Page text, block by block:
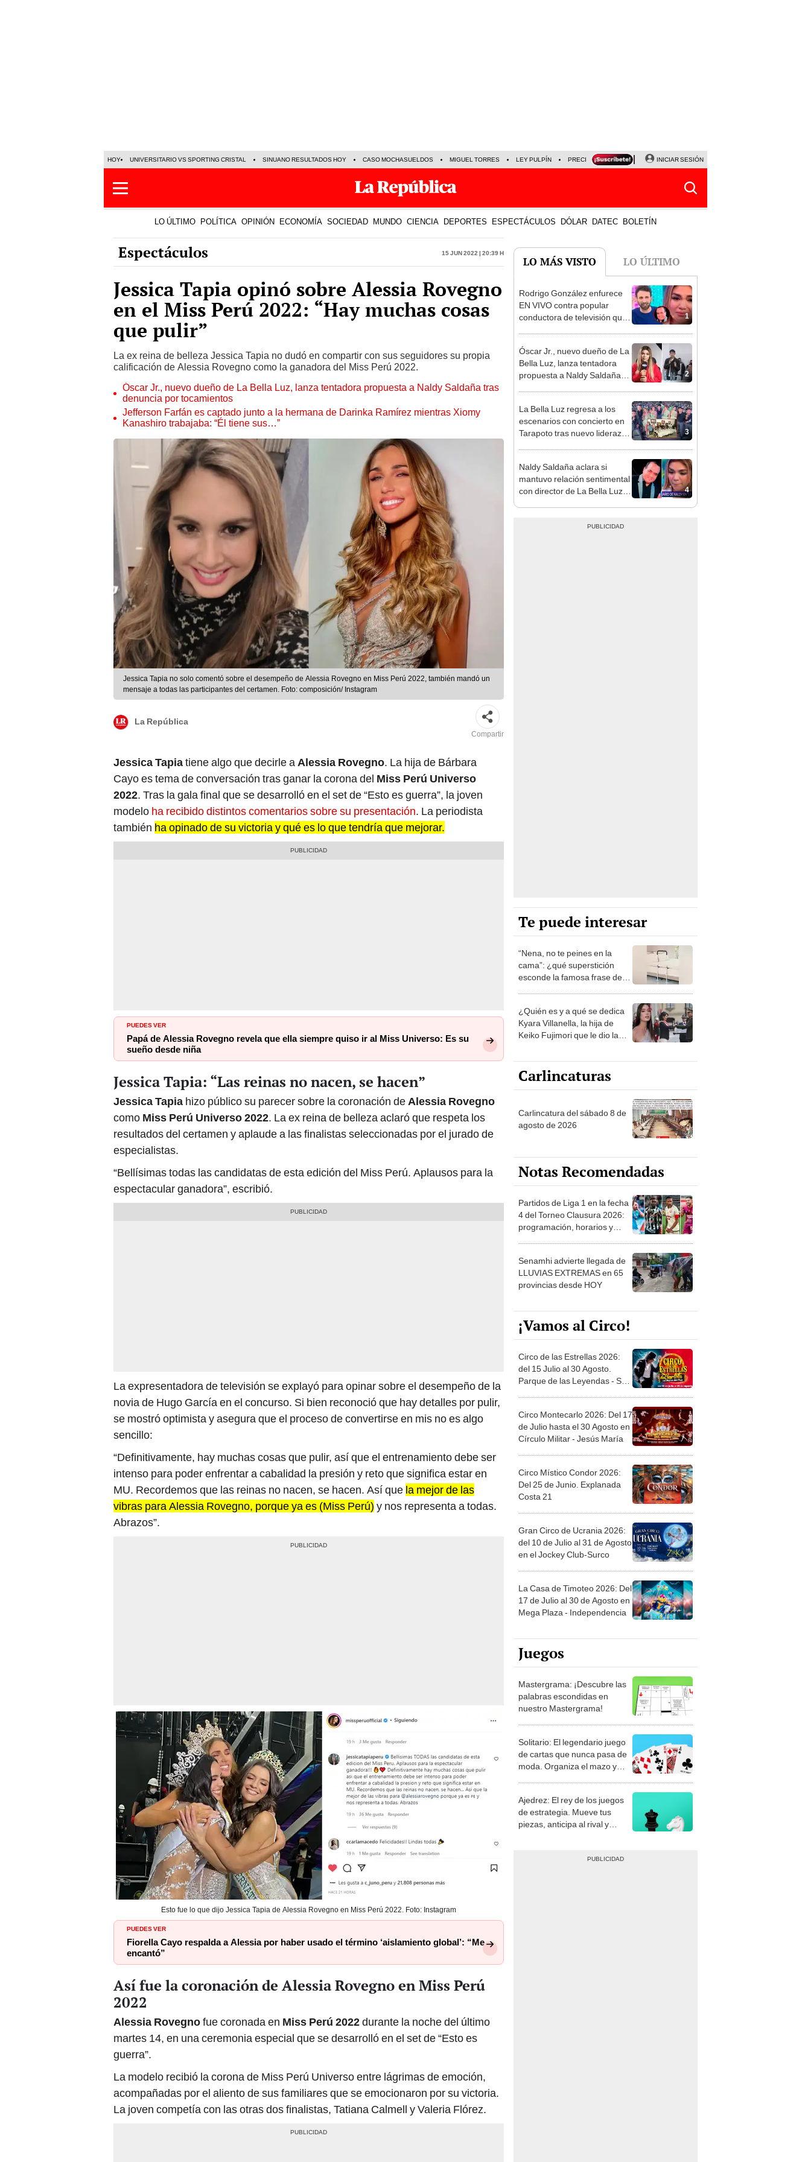
HOY UNIVERSITARIO VS SPORTING CRISTAL SINUANO RESULTADOS HOY CASO MOCHASUELDOS MIGUEL TORRES LEY PULPÍN PRECIO DEL DÓLAR CORTE DE LUZ VIERNES 7 DE AGOSTO
INICIAR SESIÓN
LO ÚLTIMO POLÍTICA OPINIÓN ECONOMÍA SOCIEDAD MUNDO CIENCIA DEPORTES ESPECTÁCULOS DÓLAR DATEC BOLETÍN
Espectáculos 15 Jun 2022 | 20:39 h
Jessica Tapia opinó sobre Alessia Rovegno
en el Miss Perú 2022: “Hay muchas cosas
que pulir”
La ex reina de belleza Jessica Tapia no dudó en compartir con sus seguidores su propia
calificación de Alessia Rovegno como la ganadora del Miss Perú 2022.
Óscar Jr., nuevo dueño de La Bella Luz, lanza tentadora propuesta a Naldy Saldaña tras
denuncia por tocamientos
Jefferson Farfán es captado junto a la hermana de Darinka Ramírez mientras Xiomy
Kanashiro trabajaba: “Él tiene sus…”
Jessica Tapia no solo comentó sobre el desempeño de Alessia Rovegno en Miss Perú 2022, también mandó un
mensaje a todas las participantes del certamen. Foto: composición/ Instagram
La República
Compartir
Jessica Tapiatiene algo que decirle aAlessia Rovegno. La hija de Bárbara
Cayo es tema de conversación tras ganar la corona del Miss Perú Universo
2022. Tras la gala final que se desarrolló en el set de “Esto es guerra”, la joven
modelo ha recibido distintos comentarios sobre su presentación. La periodista
también ha opinado de su victoria y qué es lo que tendría que mejorar.
PUEDES VER
Papá de Alessia Rovegno revela que ella siempre quiso ir al Miss Universo: Es su
sueño desde niña
Jessica Tapia: “Las reinas no nacen, se hacen”
Jessica Tapia hizo público su parecer sobre la coronación deAlessia Rovegno
como Miss Perú Universo 2022. La ex reina de belleza aclaró que respeta los
resultados del certamen y aplaude a las finalistas seleccionadas por el jurado de
especialistas.
“Bellísimas todas las candidatas de esta edición del Miss Perú. Aplausos para la
espectacular ganadora”, escribió.
La expresentadora de televisión se explayó para opinar sobre el desempeño de la
novia de Hugo García en el concurso. Si bien reconoció que hay detalles por pulir,
se mostró optimista y asegura que el proceso de convertirse en mis no es algo
sencillo:
“Definitivamente, hay muchas cosas que pulir, así que el entrenamiento debe ser
intenso para poder enfrentar a cabalidad la presión y reto que significa estar en
MU. Recordemos que las reinas no nacen, se hacen. Así que la mejor de las
vibras para Alessia Rovegno, porque ya es (Miss Perú) y nos representa a todas.
Abrazos”.
Esto fue lo que dijo Jessica Tapia de Alessia Rovegno en Miss Perú 2022. Foto: Instagram
PUEDES VER
Fiorella Cayo respalda a Alessia por haber usado el término ‘aislamiento global’: “Me
encantó”
Así fue la coronación de Alessia Rovegno en Miss Perú
2022
Alessia Rovegnofue coronada en Miss Perú 2022durante la noche del último
martes 14, en una ceremonia especial que se desarrolló en el set de “Esto es
guerra”.
La modelo recibió la corona de Miss Perú Universo entre lágrimas de emoción,
acompañadas por el aliento de sus familiares que se emocionaron por su victoria.
La joven competía con las otras dos finalistas, Tatiana Calmell y Valeria Flórez.
LO MÁS VISTO LO ÚLTIMO
1
Rodrigo González enfurece
EN VIVO contra popular
conductora de televisión que
Sánchez
2
Óscar Jr., nuevo dueño de La
Bella Luz, lanza tentadora
propuesta a Naldy Saldaña
tipo de ley”
3
La Bella Luz regresa a los
escenarios con concierto en
Tarapoto tras nuevo liderazgo
4
Naldy Saldaña aclara si
mantuvo relación sentimental
con director de La Bella Luz
Te puede interesar
“Nena, no te peines en la
cama”: ¿qué superstición
esconde la famosa frase de
¿Quién es y a qué se dedica
Kyara Villanella, la hija de
Keiko Fujimori que le dio la
Carlincaturas
Carlincatura del sábado 8 de
agosto de 2026
Notas Recomendadas
Partidos de Liga 1 en la fecha
4 del Torneo Clausura 2026:
programación, horarios y
Senamhi advierte llegada de
LLUVIAS EXTREMAS en 65
provincias desde HOY
¡Vamos al Circo!
Circo de las Estrellas 2026:
del 15 Julio al 30 Agosto.
Parque de las Leyendas - San
Circo Montecarlo 2026: Del 17
de Julio hasta el 30 Agosto en
Círculo Militar - Jesús María
Circo Místico Condor 2026:
Del 25 de Junio. Explanada
Costa 21
Gran Circo de Ucrania 2026:
del 10 de Julio al 31 de Agosto
en el Jockey Club-Surco
La Casa de Timoteo 2026: Del
17 de Julio al 30 de Agosto en
Mega Plaza - Independencia
Juegos
Mastergrama: ¡Descubre las
palabras escondidas en
nuestro Mastergrama!
Solitario: El legendario juego
de cartas que nunca pasa de
moda. Organiza el mazo y
Ajedrez: El rey de los juegos
de estrategia. Mueve tus
piezas, anticipa al rival y